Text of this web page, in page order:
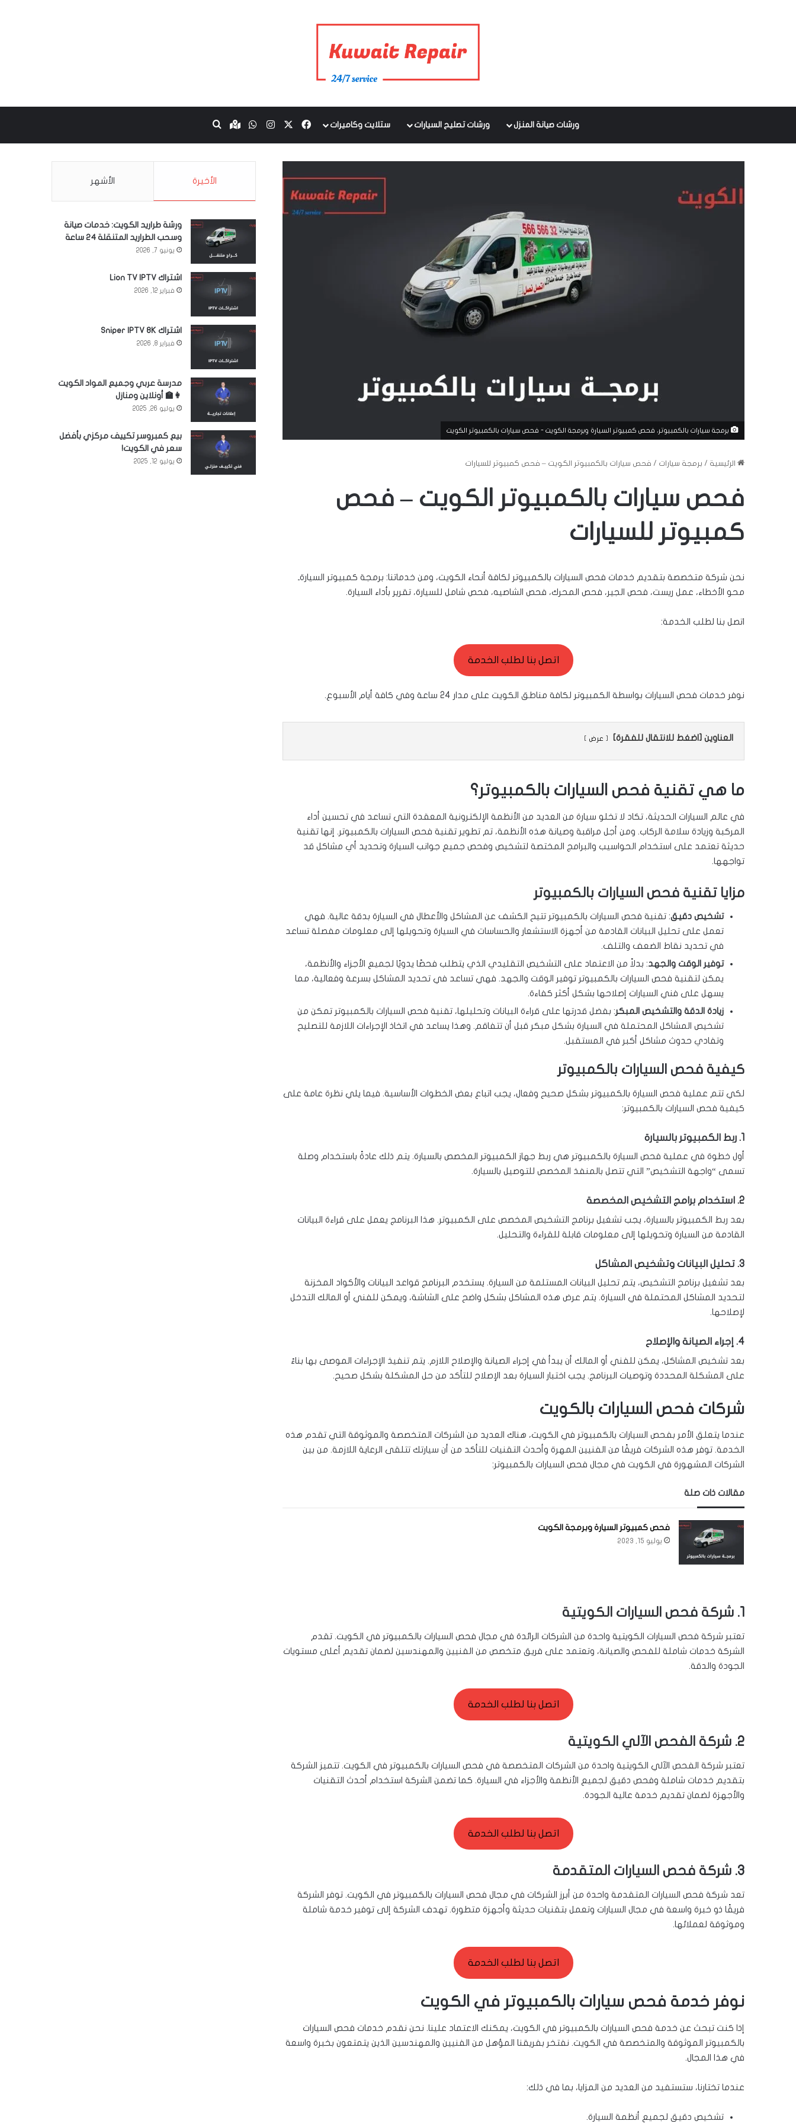
ورشات صيانة المنزل ورشات تصليح السيارات ستلايت وكاميرات فيسبوكانستقرام
واتسابGoogle maps
بحث عن
برمجة سيارات بالكمبيوتر، فحص كمبيوتر السيارة وبرمجة الكويت - فحص سيارات بالكمبيوتر الكويت
الرئيسية / برمجة سيارات / فحص سيارات بالكمبيوتر الكويت – فحص كمبيوتر للسيارات
فحص سيارات بالكمبيوتر الكويت – فحص
كمبيوتر للسيارات
نحن شركة متخصصة بتقديم خدمات فحص السيارات بالكمبيوتر لكافة أنحاء الكويت، ومن خدماتنا: برمجة كمبيوتر السيارةـ
محو الأخطاء، عمل ريست، فحص الجير، فحص المحرك، فحص الشاصيه، فحص شامل للسيارة، تقرير بأداء السيارة.
اتصل بنا لطلب الخدمة:
اتصل بنا لطلب الخدمة
نوفر خدمات فحص السيارات بواسطة الكمبيوتر لكافة مناطق الكويت على مدار 24 ساعة وفي كافة أيام الأسبوع.
العناوين [اضغط للانتقال للفقرة] عرض
ما هي تقنية فحص السيارات بالكمبيوتر؟
في عالم السيارات الحديثة، تكاد لا تخلو سيارة من العديد من الأنظمة الإلكترونية المعقدة التي تساعد في تحسين أداء
المركبة وزيادة سلامة الركاب. ومن أجل مراقبة وصيانة هذه الأنظمة، تم تطوير تقنية فحص السيارات بالكمبيوتر. إنها تقنية
حديثة تعتمد على استخدام الحواسيب والبرامج المختصة لتشخيص وفحص جميع جوانب السيارة وتحديد أي مشاكل قد
تواجهها.
مزايا تقنية فحص السيارات بالكمبيوتر
تشخيص دقيق: تقنية فحص السيارات بالكمبيوتر تتيح الكشف عن المشاكل والأعطال في السيارة بدقة عالية. فهي
تعمل على تحليل البيانات القادمة من أجهزة الاستشعار والحساسات في السيارة وتحويلها إلى معلومات مفصلة تساعد
في تحديد نقاط الضعف والتلف.
توفير الوقت والجهد: بدلاً من الاعتماد على التشخيص التقليدي الذي يتطلب فحصًا يدويًا لجميع الأجزاء والأنظمة،
يمكن لتقنية فحص السيارات بالكمبيوتر توفير الوقت والجهد. فهي تساعد في تحديد المشاكل بسرعة وفعالية، مما
يسهل على فني السيارات إصلاحها بشكل أكثر كفاءة.
زيادة الدقة والتشخيص المبكر: بفضل قدرتها على قراءة البيانات وتحليلها، تقنية فحص السيارات بالكمبيوتر تمكن من
تشخيص المشاكل المحتملة في السيارة بشكل مبكر قبل أن تتفاقم. وهذا يساعد في اتخاذ الإجراءات اللازمة للتصليح
وتفادي حدوث مشاكل أكبر في المستقبل.
كيفية فحص السيارات بالكمبيوتر
لكي تتم عملية فحص السيارة بالكمبيوتر بشكل صحيح وفعال، يجب اتباع بعض الخطوات الأساسية. فيما يلي نظرة عامة على
كيفية فحص السيارات بالكمبيوتر:
1. ربط الكمبيوتر بالسيارة
أول خطوة في عملية فحص السيارة بالكمبيوتر هي ربط جهاز الكمبيوتر المخصص بالسيارة. يتم ذلك عادةً باستخدام وصلة
تسمى “واجهة التشخيص” التي تتصل بالمنفذ المخصص للتوصيل بالسيارة.
2. استخدام برامج التشخيص المخصصة
بعد ربط الكمبيوتر بالسيارة، يجب تشغيل برنامج التشخيص المخصص على الكمبيوتر. هذا البرنامج يعمل على قراءة البيانات
القادمة من السيارة وتحويلها إلى معلومات قابلة للقراءة والتحليل.
3. تحليل البيانات وتشخيص المشاكل
بعد تشغيل برنامج التشخيص، يتم تحليل البيانات المستلمة من السيارة. يستخدم البرنامج قواعد البيانات والأكواد المخزنة
لتحديد المشاكل المحتملة في السيارة. يتم عرض هذه المشاكل بشكل واضح على الشاشة، ويمكن للفني أو المالك التدخل
لإصلاحها.
4. إجراء الصيانة والإصلاح
بعد تشخيص المشاكل، يمكن للفني أو المالك أن يبدأ في إجراء الصيانة والإصلاح اللازم. يتم تنفيذ الإجراءات الموصى بها بناءً
على المشكلة المحددة وتوصيات البرنامج. يجب اختبار السيارة بعد الإصلاح للتأكد من حل المشكلة بشكل صحيح.
شركات فحص السيارات بالكويت
عندما يتعلق الأمر بفحص السيارات بالكمبيوتر في الكويت، هناك العديد من الشركات المتخصصة والموثوقة التي تقدم هذه
الخدمة. توفر هذه الشركات فريقًا من الفنيين المهرة وأحدث التقنيات للتأكد من أن سيارتك تتلقى الرعاية اللازمة. من بين
الشركات المشهورة في الكويت في مجال فحص السيارات بالكمبيوتر:
مقالات ذات صلة
فحص كمبيوتر السيارة وبرمجة الكويت
يوليو 15, 2023
1. شركة فحص السيارات الكويتية
تعتبر شركة فحص السيارات الكويتية واحدة من الشركات الرائدة في مجال فحص السيارات بالكمبيوتر في الكويت. تقدم
الشركة خدمات شاملة للفحص والصيانة، وتعتمد على فريق متخصص من الفنيين والمهندسين لضمان تقديم أعلى مستويات
الجودة والدقة.
اتصل بنا لطلب الخدمة
2. شركة الفحص الآلي الكويتية
تعتبر شركة الفحص الآلي الكويتية واحدة من الشركات المتخصصة في فحص السيارات بالكمبيوتر في الكويت. تتميز الشركة
بتقديم خدمات شاملة وفحص دقيق لجميع الأنظمة والأجزاء في السيارة. كما تضمن الشركة استخدام أحدث التقنيات
والأجهزة لضمان تقديم خدمة عالية الجودة.
اتصل بنا لطلب الخدمة
3. شركة فحص السيارات المتقدمة
تعد شركة فحص السيارات المتقدمة واحدة من أبرز الشركات في مجال فحص السيارات بالكمبيوتر في الكويت. توفر الشركة
فريقًا ذو خبرة واسعة في مجال السيارات وتعمل بتقنيات حديثة وأجهزة متطورة. تهدف الشركة إلى توفير خدمة شاملة
وموثوقة لعملائها.
اتصل بنا لطلب الخدمة
نوفر خدمة فحص سيارات بالكمبيوتر في الكويت
إذا كنت تبحث عن خدمة فحص السيارات بالكمبيوتر في الكويت، يمكنك الاعتماد علينا. نحن نقدم خدمات فحص السيارات
بالكمبيوتر الموثوقة والمتخصصة في الكويت. نفتخر بفريقنا المؤهل من الفنيين والمهندسين الذين يتمتعون بخبرة واسعة
في هذا المجال.
عندما تختارنا، ستستفيد من العديد من المزايا، بما في ذلك:
تشخيص دقيق لجميع أنظمة السيارة.
الأخيرة الأشهر
ورشة طراريد الكويت: خدمات صيانة
وسحب الطراريد المتنقلة 24 ساعة
يونيو 7, 2026
اشتراك Lion TV IPTV
فبراير 12, 2026
اشتراك Sniper IPTV 8K
فبراير 8, 2026
مدرسة عربي وجميع المواد الكويت
👩‍🏫 أونلاين ومنازل
يوليو 26, 2025
بيع كمبروسر تكييف مركزي بأفضل
سعر في الكويت!
يوليو 12, 2025